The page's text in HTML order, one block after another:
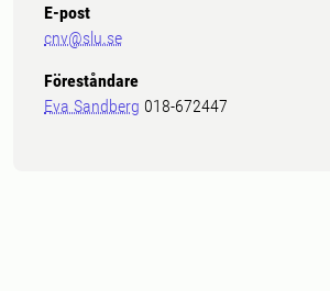
E-post
cnv@slu.se
Föreståndare
Eva Sandberg 018-672447